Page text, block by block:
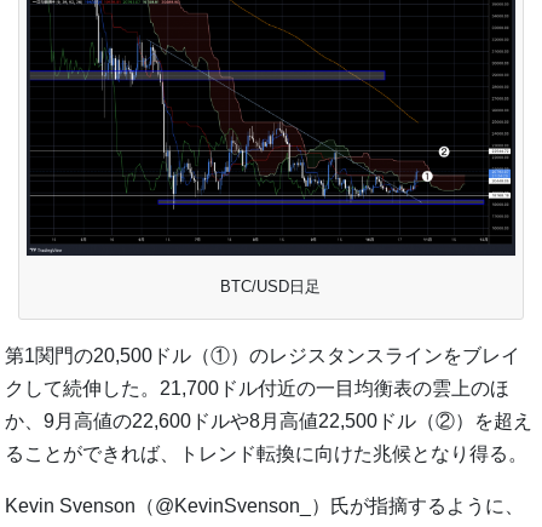
BTC/USD日足
第1関門の20,500ドル（①）のレジスタンスラインをブレイ
クして続伸した。21,700ドル付近の一目均衡表の雲上のほ
か、9月高値の22,600ドルや8月高値22,500ドル（②）を超え
ることができれば、トレンド転換に向けた兆候となり得る。
Kevin Svenson（@KevinSvenson_）氏が指摘するように、